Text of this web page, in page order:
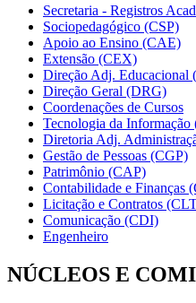
Secretaria - Registros
Sociopedagógico (CSP)
Apoio ao Ensino (CAE)
Extensão (CEX)
Direção Adj. Educacional
Direção Geral (DRG)
Coordenações de Cursos
Tecnologia da
Diretoria Adj.
Gestão de Pessoas (CGP)
Patrimônio (CAP)
Contabilidade e Finanças
Licitação e Contratos
Comunicação (CDI)
Engenheiro
NÚCLEOS E